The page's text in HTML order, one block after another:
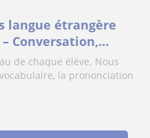
langue étrangère
Conversation,
de base.
de chaque élève. Nous
la prononciation